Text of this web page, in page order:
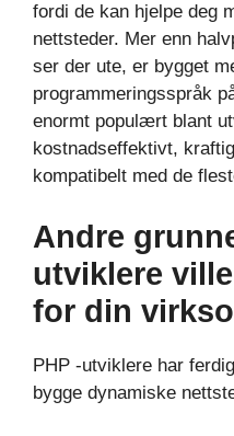
fordi de kan hjelpe deg
nettsteder. Mer enn
ser der ute, er bygget
programmeringsspråk
enormt populært blant
kostnadseffektivt,
kompatibelt med de
Andre
utviklere
for din
PHP -utviklere har
bygge dynamiske